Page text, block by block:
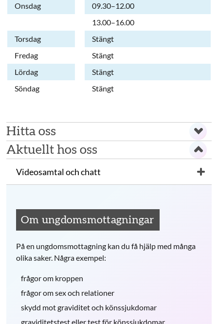
Onsdag
09.30–12.00
13.00–16.00
Torsdag
Stängt
Fredag
Stängt
Lördag
Stängt
Söndag
Stängt
Hitta oss
Aktuellt hos oss
Videosamtal och chatt
Om ungdomsmottagningar
På en ungdomsmottagning kan du få hjälp med många
olika saker. Några exempel:
frågor om kroppen
frågor om sex och relationer
skydd mot graviditet och könssjukdomar
graviditetstest eller test för könssjukdomar